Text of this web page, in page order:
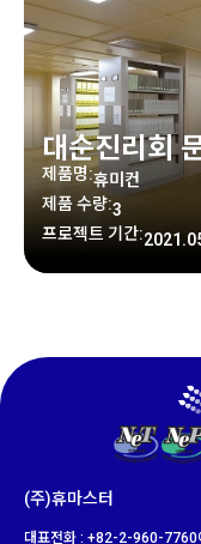
대순진리회
제품명:휴미컨
제품 수량:3
프로젝트 기간:
(주)휴마스터
대표전화 : +82-2-960-7760